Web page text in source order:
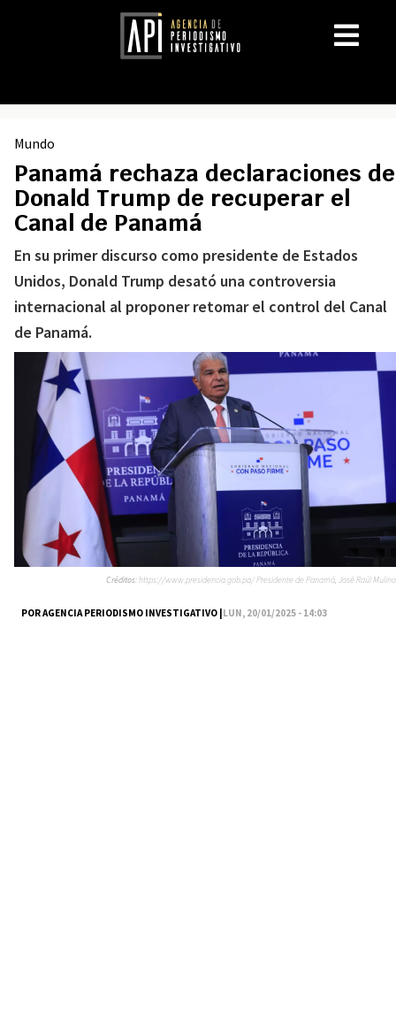
Mundo
Panamá rechaza declaraciones de
Donald Trump de recuperar el
Canal de Panamá
En su primer discurso como presidente de Estados
Unidos, Donald Trump desató una controversia
internacional al proponer retomar el control del Canal
de Panamá.
POR AGENCIA PERIODISMO INVESTIGATIVO |LUN, 20/01/2025 - 14:03
Créditos:https://www.presidencia.gob.pa/ Presidente de Panamá, José Raúl Mulino